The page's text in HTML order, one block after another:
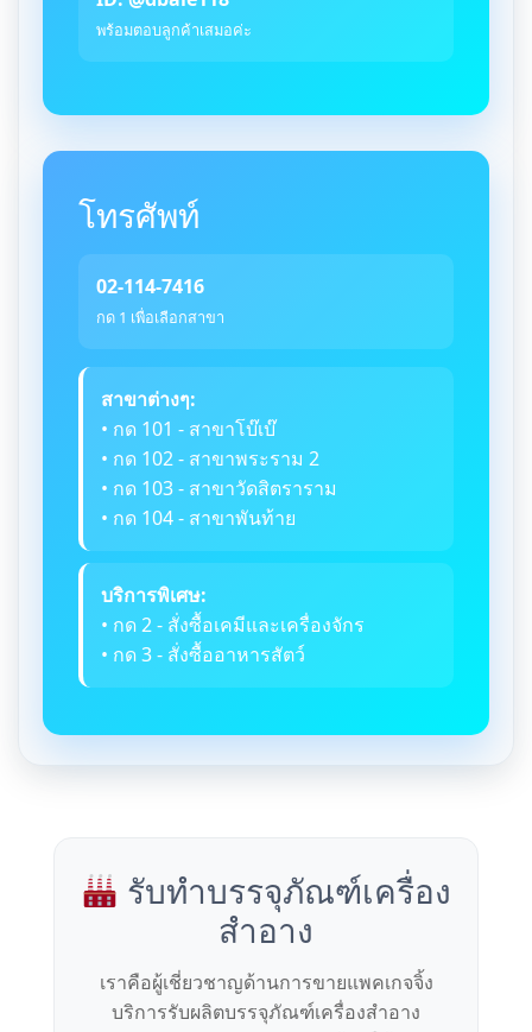
พร้อมตอบลูกค้าเสมอค่ะ
โทรศัพท์
02-114-7416
กด 1 เพื่อเลือกสาขา
สาขาต่างๆ:
• กด 101 - สาขาโบ๊เบ๊
• กด 102 - สาขาพระราม 2
• กด 103 - สาขาวัดสิตราราม
• กด 104 - สาขาพันท้าย
บริการพิเศษ:
• กด 2 - สั่งซื้อเคมีและเครื่องจักร
• กด 3 - สั่งซื้ออาหารสัตว์
รับทำบรรจุภัณฑ์เครื่อง
สำอาง
เราคือผู้เชี่ยวชาญด้านการขายแพคเกจจิ้ง
บริการรับผลิตบรรจุภัณฑ์เครื่องสำอาง